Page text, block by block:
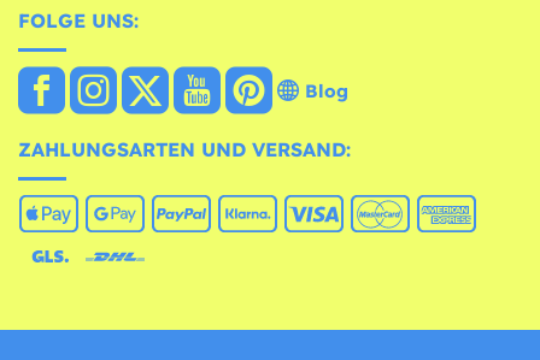
FOLGE UNS:
Blog
ZAHLUNGSARTEN UND VERSAND: